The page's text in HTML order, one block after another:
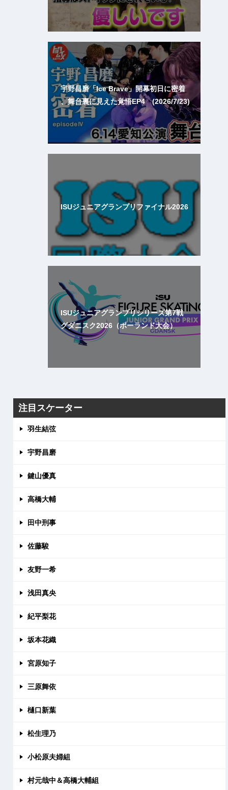
宇野昌磨「Ice Brave」開幕初日に密着
、舞台裏に見えた覚悟EP4 (2026/7/23)
ISUジュニアグランプリファイナル2026
ISUジュニアグランプリシリーズ第7戦
グダニスク2026（ポーランド大会）
注目スケーター
羽生結弦
宇野昌磨
鍵山優真
高橋大輔
田中刑事
佐藤駿
友野一希
浅田真央
紀平梨花
坂本花織
宮原知子
三原舞依
樋口新葉
松生理乃
小松原夫婦組
村元哉中＆高橋大輔組